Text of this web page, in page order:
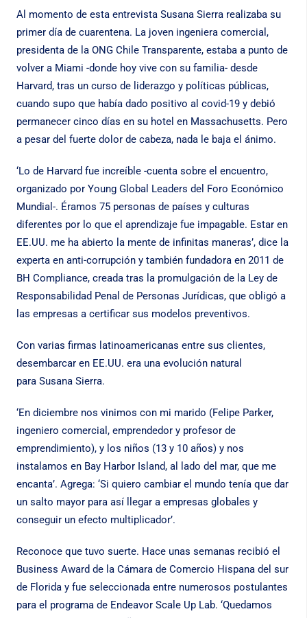
Al momento de esta entrevista Susana Sierrarealizaba su
primer día de cuarentena. La joven ingeniera comercial,
presidenta de la ONG Chile Transparente, estaba a punto de
volver a Miami -donde hoy vive con su familia- desde
Harvard, tras un curso de liderazgo y políticas públicas,
cuando supo que había dado positivo al covid-19 y debió
permanecer cinco días en su hotel en Massachusetts. Pero
a pesar del fuerte dolor de cabeza, nada le baja el ánimo.
‘Lo de Harvard fue increíble -cuenta sobre el encuentro,
organizado por Young Global Leaders del Foro Económico
Mundial-. Éramos 75 personas de países y culturas
diferentes por lo que el aprendizaje fue impagable. Estar en
EE.UU. me ha abierto la mente de infinitas maneras’, dice la
experta en anti-corrupción y también fundadora en 2011 de
BH Compliance, creada tras la promulgación de la Ley de
Responsabilidad Penal de Personas Jurídicas, que obligó a
las empresas a certificar sus modelos preventivos.
Con varias firmas latinoamericanas entre sus clientes,
desembarcar en EE.UU. era una evolución natural
para Susana Sierra.
‘En diciembre nos vinimos con mi marido (Felipe Parker,
ingeniero comercial, emprendedor y profesor de
emprendimiento), y los niños (13 y 10 años) y nos
instalamos en Bay Harbor Island, al lado del mar, que me
encanta’. Agrega: ‘Si quiero cambiar el mundo tenía que dar
un salto mayor para así llegar a empresas globales y
conseguir un efecto multiplicador’.
Reconoce que tuvo suerte. Hace unas semanas recibió el
Business Award de la Cámara de Comercio Hispana del sur
de Florida y fue seleccionada entre numerosos postulantes
para el programa de Endeavor Scale Up Lab. ‘Quedamos